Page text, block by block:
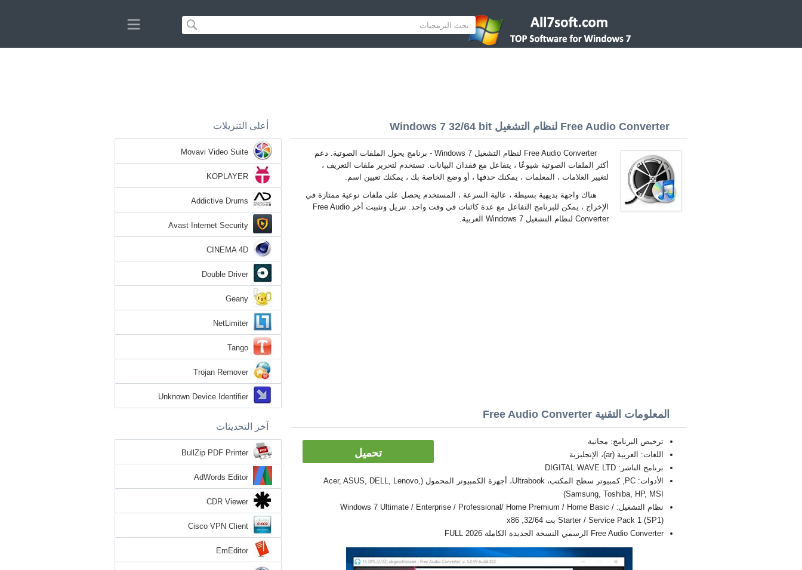
Free Audio Converter لنظام التشغيل Windows 7 32/64 bit
Free Audio Converter لنظام التشغيل Windows 7 - برنامج يحول الملفات الصوتية. دعم
أكثر الملفات الصوتية شيوعًا ، يتفاعل مع فقدان البيانات. تستخدم لتحرير ملفات التعريف ،
لتغيير العلامات ، المعلمات ، يمكنك حذفها ، أو وضع الخاصة بك ، يمكنك تعيين اسم.
هناك واجهة بديهية بسيطة ، عالية السرعة ، المستخدم يحصل على ملفات نوعية ممتازة في
الإخراج ، يمكن للبرنامج التفاعل مع عدة كائنات في وقت واحد. تنزيل وتثبيت أخر Free Audio
Converter لنظام التشغيل Windows 7 العربية.
المعلومات التقنية Free Audio Converter
تحميل
ترخيص البرنامج: مجانية
اللغات: العربية (ar)، الإنجليزية
برنامج الناشر: DIGITAL WAVE LTD
الأدوات: PC, كمبيوتر سطح المكتب، Ultrabook، أجهزة الكمبيوتر المحمول (Acer, ASUS, DELL, Lenovo,
Samsung, Toshiba, HP, MSI)
نظام التشغيل: Windows 7 Ultimate / Enterprise / Professional/ Home Premium / Home Basic /
Starter / Service Pack 1 (SP1) بت 32/64, x86
Free Audio Converter الرسمي النسخة الجديدة الكاملة FULL 2026
أعلى التنزيلات
Movavi Video Suite
KOPLAYER
Addictive Drums
Avast Internet Security
CINEMA 4D
Double Driver
Geany
NetLimiter
Tango
Trojan Remover
Unknown Device Identifier
آخر التحديثات
BullZip PDF Printer
AdWords Editor
CDR Viewer
Cisco VPN Client
EmEditor